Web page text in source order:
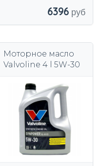
6396
Моторное масло
Valvoline 4 l 5W-30